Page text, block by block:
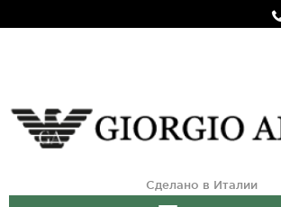
Сделано в Италии